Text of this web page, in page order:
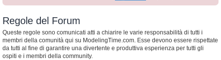
Regole del Forum
Queste regole sono comunicati atti a chiarire le varie responsabilità di tutti i
membri della comunità qui su ModelingTime.com. Esse devono essere rispettate
da tutti al fine di garantire una divertente e produttiva esperienza per tutti gli
ospiti e i membri della community.